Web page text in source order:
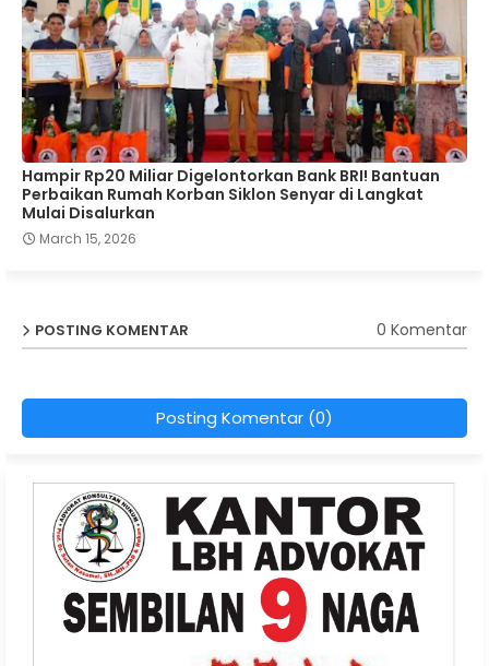
Hampir Rp20 Miliar Digelontorkan Bank BRI! Bantuan
Perbaikan Rumah Korban Siklon Senyar di Langkat
Mulai Disalurkan
March 15, 2026
POSTING KOMENTAR 0 Komentar
Posting Komentar (0)